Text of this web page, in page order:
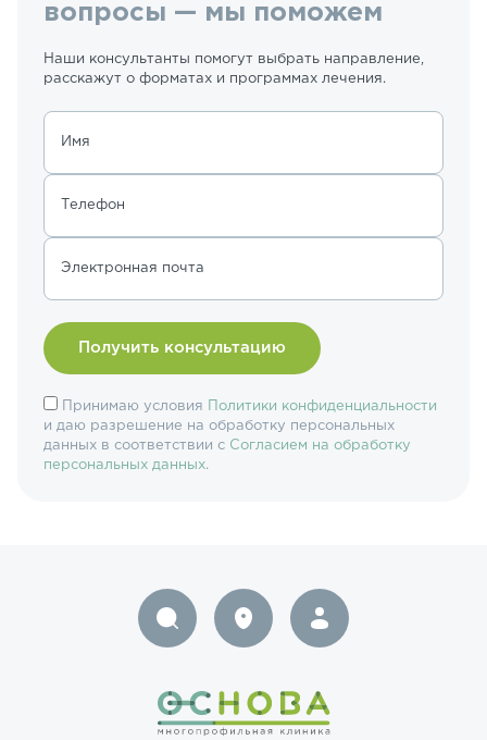
вопросы — мы поможем
Наши консультанты помогут выбрать направление,
расскажут о форматах и программах лечения.
Имя
Телефон
Электронная почта
Принимаю условия
Политики конфиденциальности
и даю разрешение на обработку персональных
данных в соответствии с Согласием на обработку
персональных данных.